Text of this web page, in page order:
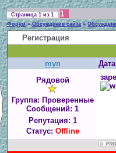
Страница 1 из 1 1
Форум » Обсуждение сайта »
Регистрация
myn
Рядовой
Группа: Проверенные
Сообщений: 1
Репутация: 1
Статус: Offline